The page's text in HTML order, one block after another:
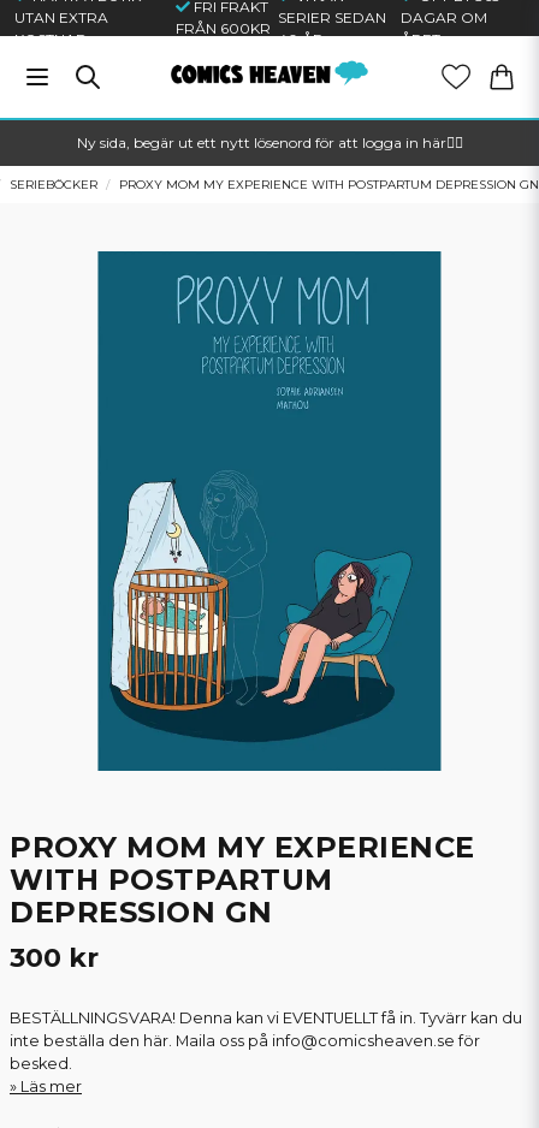
UTAN EXTRA
KOSTNAD
FRI FRAKT
FRÅN 600KR
SERIER SEDAN
40 ÅR
DAGAR OM
ÅRET
Ny sida, begär ut ett nytt lösenord för att logga in här🦸‍♂️
SERIEBÖCKER PROXY MOM MY EXPERIENCE WITH POSTPARTUM DEPRESSION GN
PROXY MOM MY EXPERIENCE
WITH POSTPARTUM
DEPRESSION GN
300 kr
BESTÄLLNINGSVARA! Denna kan vi EVENTUELLT få in. Tyvärr kan du
inte beställa den här. Maila oss på info@comicsheaven.se för
besked.
Läs mer